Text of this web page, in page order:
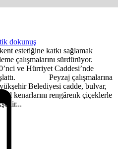
dokunuş
estetiğine katkı sağlamak
çalışmalarını sürdürüyor.
ve Hürriyet Caddesi’nde
başlattı. Peyzaj çalışmalarına
Belediyesi cadde, bulvar,
kenarlarını rengârenk çiçeklerle